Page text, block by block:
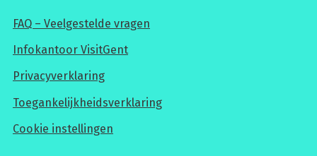
FAQ – Veelgestelde vragen
Infokantoor VisitGent
Privacyverklaring
Toegankelijkheidsverklaring
Cookie instellingen